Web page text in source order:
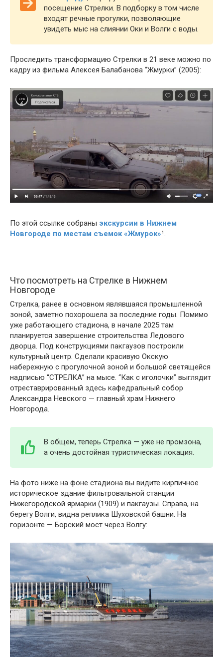
посещение Стрелки. В подборку в том числе
входят речные прогулки, позволяющие
увидеть мыс на слиянии Оки и Волги с воды.
Проследить трансформацию Стрелки в 21 веке можно по
кадру из фильма Алексея Балабанова “Жмурки” (2005):
По этой ссылке собраны экскурсии в Нижнем
Новгороде по местам съемок «Жмурок»¹.
Что посмотреть на Стрелке в Нижнем
Новгороде
Стрелка, ранее в основном являвшаяся промышленной
зоной, заметно похорошела за последние годы. Помимо
уже работающего стадиона, в начале 2025 там
планируется завершение строительства Ледового
дворца. Под конструкциями пакгаузов построили
культурный центр. Сделали красивую Окскую
набережную с прогулочной зоной и большой светящейся
надписью “СТРЕЛКА” на мысе. “Как с иголочки” выглядит
отреставрированный здесь кафедральный собор
Александра Невского — главный храм Нижнего
Новгорода.
В общем, теперь Стрелка — уже не промзона,
а очень достойная туристическая локация.
На фото ниже на фоне стадиона вы видите кирпичное
историческое здание фильтровальной станции
Нижегородской ярмарки (1909) и пакгаузы. Справа, на
берегу Волги, видна реплика Шуховской башни. На
горизонте — Борский мост через Волгу: